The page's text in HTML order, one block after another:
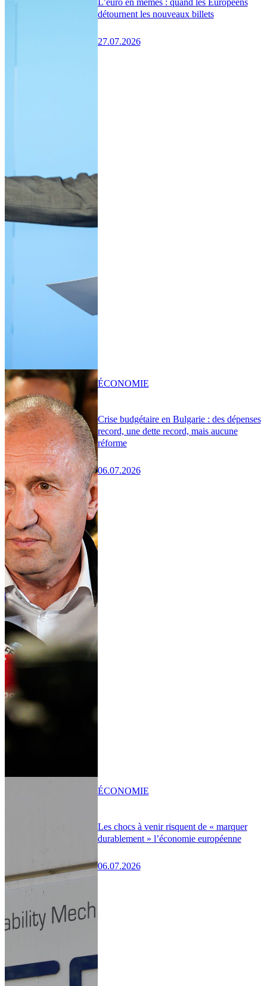
L’euro en mèmes : quand les Européens
détournent les nouveaux billets
27.07.2026
Crise budgétaire en Bulgarie : des dépenses
record, une dette record, mais aucune
réforme
06.07.2026
ÉCONOMIE
Les chocs à venir risquent de « marquer
durablement » l’économie européenne
06.07.2026
ÉCONOMIE